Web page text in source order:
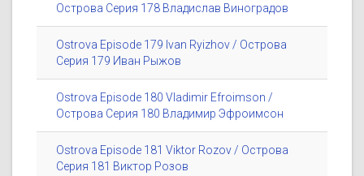
Острова Серия 178 Владислав Виноградов
Ostrova Episode 179 Ivan Ryizhov / Острова
Серия 179 Иван Рыжов
Ostrova Episode 180 Vladimir Efroimson /
Острова Серия 180 Владимир Эфроимсон
Ostrova Episode 181 Viktor Rozov / Острова
Серия 181 Виктор Розов